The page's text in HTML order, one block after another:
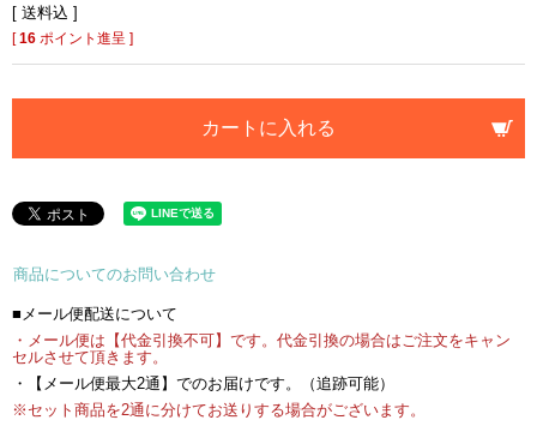
送料込
[16 ポイント進呈 ]
カートに入れる
商品についてのお問い合わせ
■メール便配送について
・メール便は【代金引換不可】です。代金引換の場合はご注文をキャン
セルさせて頂きます。
・【メール便最大2通】でのお届けです。（追跡可能）
※セット商品を2通に分けてお送りする場合がございます。